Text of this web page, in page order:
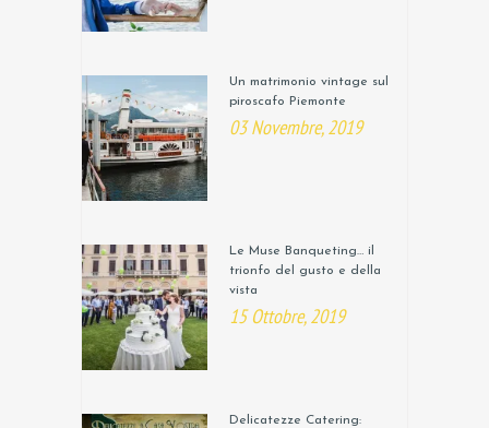
Un matrimonio vintage sul
piroscafo Piemonte
03 Novembre, 2019
Le Muse Banqueting… il
trionfo del gusto e della
vista
15 Ottobre, 2019
Delicatezze Catering: